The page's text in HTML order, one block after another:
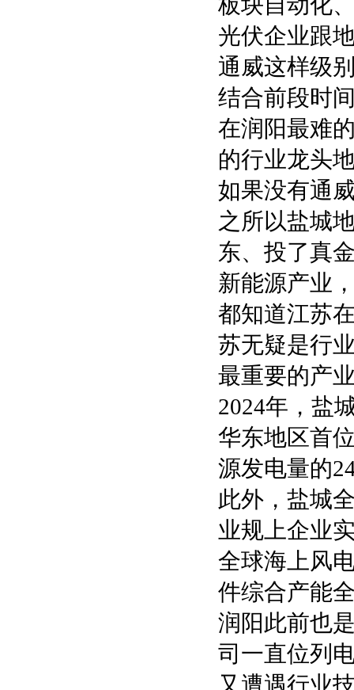
光伏企业跟
通威这样级
结合前段时
在润阳最难
的行业龙头
如果没有通
之所以盐城
东、投了真
新能源产业
都知道江苏
苏无疑是行
最重要的产
2024年，盐
华东地区首
源发电量的
此外，盐城
业规上企业
全球海上风
件综合产能
润阳此前也
司一直位列
又遭遇行业